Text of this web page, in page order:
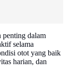
penting dalam
selama
otot yang baik
harian, dan